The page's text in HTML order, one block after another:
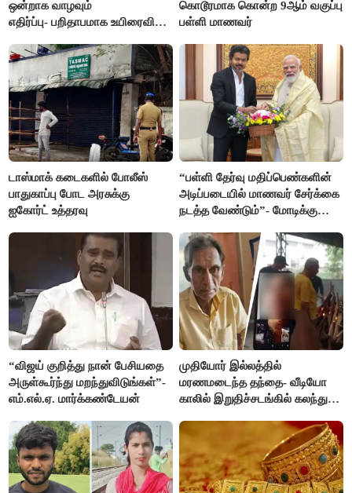
ஒன்றாக வாழவும்
எதிர்ப்பு- பறிதாபமாக உயிரைவிட்ட
கொடூரமாக கொன்ற 9ஆம் வகுப்பு
பள்ளி மாணவர்
டாஸ்மாக் கடைகளில் போலீஸ்
பாதுகாப்பு போட அரசுக்கு
ஐகோர்ட் உத்தரவு
“பள்ளி தேர்வு மதிப்பெண்களின்
அடிப்படையில் மாணவர் சேர்க்கை
நடத்த வேண்டும்”- மோடிக்கு
“விஜய் குறித்து நான் பேசியதை
அருள்கூர்ந்து மறந்துவிடுங்கள்”-
எம்.எல்.ஏ. மார்க்கண்டேயன்
முதியோர் இல்லத்தில்
மரணமடைந்த தந்தை- வீடியோ
காலில் இறுதிச்சடங்கில் கலந்து